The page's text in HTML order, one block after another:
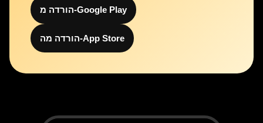
הורדה מ-Google Play
הורדה מה-App Store